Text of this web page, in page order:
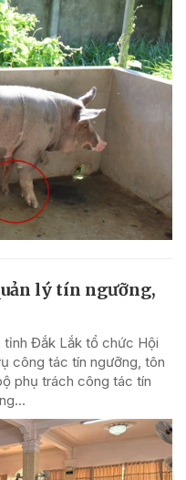
lý tín ngưỡng,
tỉnh Đắk Lắk tổ chức Hội
công tác tín ngưỡng, tôn
phụ trách công tác tín